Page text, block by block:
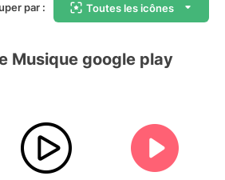
par : Toutes les icônes
Musique google play